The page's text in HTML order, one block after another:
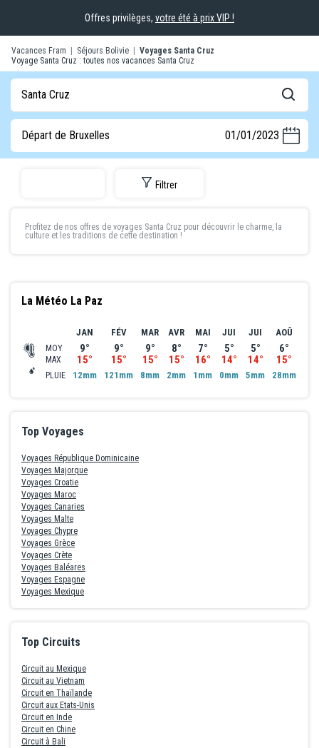
Offres privilèges, votre été à prix VIP !
Vacances Fram Séjours Bolivie
Voyages Santa Cruz
Voyage Santa Cruz : toutes nos vacances Santa Cruz
Santa Cruz
Départ de Bruxelles 01/01/2023
Filtrer
Profitez de nos offres de voyages Santa Cruz pour découvrir le charme, la
culture et les traditions de cette destination !
La Météo La Paz
MOY
MAX
PLUIE
JAN
9°
15°
12mm
FÉV
9°
15°
121mm
MAR
9°
15°
8mm
AVR
8°
15°
2mm
MAI
7°
16°
1mm
JUI
5°
14°
0mm
JUI
5°
14°
5mm
AOÛ
6°
15°
28mm
Top Voyages
Voyages République Dominicaine
Voyages Majorque
Voyages Croatie
Voyages Maroc
Voyages Canaries
Voyages Malte
Voyages Chypre
Voyages Grèce
Voyages Crète
Voyages Baléares
Voyages Espagne
Voyages Mexique
Top Circuits
Circuit au Mexique
Circuit au Vietnam
Circuit en Thaïlande
Circuit aux Etats-Unis
Circuit en Inde
Circuit en Chine
Circuit à Bali